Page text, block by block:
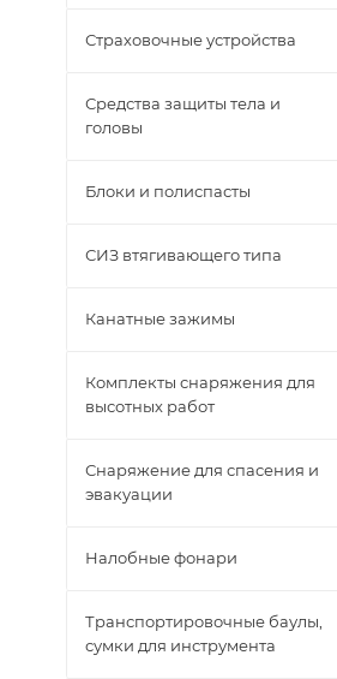
Страховочные устройства
Средства защиты тела и
головы
Блоки и полиспасты
СИЗ втягивающего типа
Канатные зажимы
Комплекты снаряжения для
высотных работ
Снаряжение для спасения и
эвакуации
Налобные фонари
Транспортировочные баулы,
сумки для инструмента